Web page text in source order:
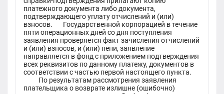
платежного документа либо документа,
подтверждающего уплату отчислений и (или)
взносов. Государственной корпорацией в течение
пяти операционных дней со дня поступления
заявления проверяется факт зачисления отчислений
и (или) взносов, и (или) пени, заявление
направляется в фонд с приложением подтверждения
всех реквизитов по данному платежу, документов в
соответствии с частью первой настоящего пункта.
По результатам рассмотрения заявления
плательщика о возврате излишне (ошибочно)